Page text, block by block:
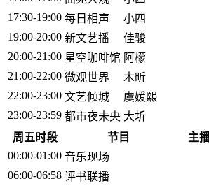
17:30-19:00 每日相声
小四
19:00-20:00 新文艺播
佳骏
20:00-21:00 星空咖啡馆 阿檬
21:00-22:00 微观世界
木昕
22:00-23:00 文艺倾城
虞媛熙
23:00-23:59 都市夜未央 大圻
周五时段
节目
主
00:00-01:00 音乐现场
06:00-06:58 评书联播